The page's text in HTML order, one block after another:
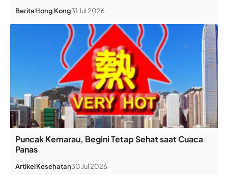
BeritaHong Kong31 Jul 2026
Puncak Kemarau, Begini Tetap Sehat saat Cuaca
Panas
ArtikelKesehatan30 Jul 2026